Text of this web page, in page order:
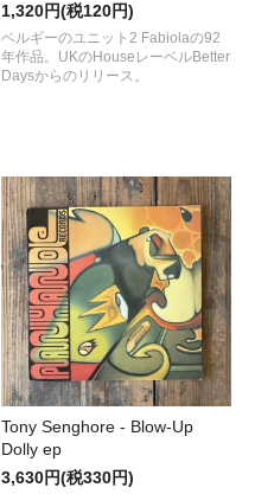
1,320円(税120円)
ベルギーのユニット2 Fabiolaの92
年作品。UKのHouseレーベルBetter
Daysからのリリース。
Tony Senghore - Blow-Up
Dolly ep
3,630円(税330円)